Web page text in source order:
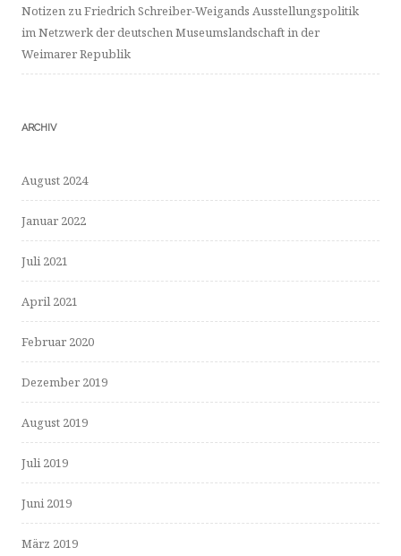
Notizen zu Friedrich Schreiber-Weigands Ausstellungspolitik
im Netzwerk der deutschen Museumslandschaft in der
Weimarer Republik
ARCHIV
August 2024
Januar 2022
Juli 2021
April 2021
Februar 2020
Dezember 2019
August 2019
Juli 2019
Juni 2019
März 2019